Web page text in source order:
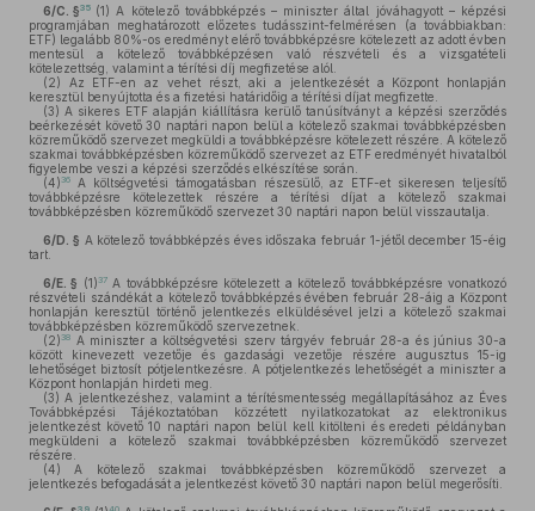
6/C. §35 (1) A kötelező továbbképzés – miniszter által jóváhagyott – képzési
programjában meghatározott előzetes tudásszint-felmérésen (a továbbiakban:
ETF) legalább 80%-os eredményt elérő továbbképzésre kötelezett az adott évben
mentesül a kötelező továbbképzésen való részvételi és a vizsgatételi
kötelezettség, valamint a térítési díj megfizetése alól.
(2) Az ETF-en az vehet részt, aki a jelentkezését a Központ honlapján
keresztül benyújtotta és a fizetési határidőig a térítési díjat megfizette.
(3) A sikeres ETF alapján kiállításra kerülő tanúsítványt a képzési szerződés
beérkezését követő 30 naptári napon belül a kötelező szakmai továbbképzésben
közreműködő szervezet megküldi a továbbképzésre kötelezett részére. A kötelező
szakmai továbbképzésben közreműködő szervezet az ETF eredményét hivatalból
figyelembe veszi a képzési szerződés elkészítése során.
(4) 36
A költségvetési támogatásban részesülő, az ETF-et sikeresen teljesítő
továbbképzésre kötelezettek részére a térítési díjat a kötelező szakmai
továbbképzésben közreműködő szervezet 30 naptári napon belül visszautalja.
6/D. § A kötelező továbbképzés éves időszaka február 1-jétől december 15-éig
tart.
6/E. § (1) 37A továbbképzésre kötelezett a kötelező továbbképzésre vonatkozó
részvételi szándékát a kötelező továbbképzés évében február 28-áig a Központ
honlapján keresztül történő jelentkezés elküldésével jelzi a kötelező szakmai
továbbképzésben közreműködő szervezetnek.
(2) 38 A miniszter a költségvetési szerv tárgyév február 28-a és június 30-a
között kinevezett vezetője és gazdasági vezetője részére augusztus 15-ig
lehetőséget biztosít pótjelentkezésre. A pótjelentkezés lehetőségét a miniszter a
Központ honlapján hirdeti meg.
(3) A jelentkezéshez, valamint a térítésmentesség megállapításához az Éves
Továbbképzési Tájékoztatóban közzétett nyilatkozatokat az elektronikus
jelentkezést követő 10 naptári napon belül kell kitölteni és eredeti példányban
megküldeni a kötelező szakmai továbbképzésben közreműködő szervezet
részére.
(4) A kötelező szakmai továbbképzésben közreműködő szervezet a
jelentkezés befogadását a jelentkezést követő 30 naptári napon belül megerősíti.
39 40